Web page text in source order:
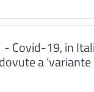
Covid-19, in
a ‘variante